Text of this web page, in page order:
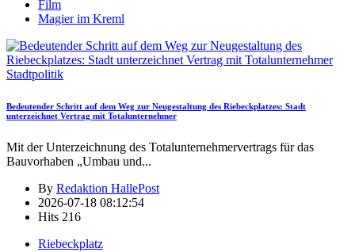
Film
Magier im Kreml
Stadtpolitik
Bedeutender Schritt auf dem Weg zur Neugestaltung des Riebeckplatzes: Stadt
unterzeichnet Vertrag mit Totalunternehmer
Mit der Unterzeichnung des Totalunternehmervertrags für das
Bauvorhaben „Umbau und...
By Redaktion HallePost
2026-07-18 08:12:54
Hits 216
Riebeckplatz